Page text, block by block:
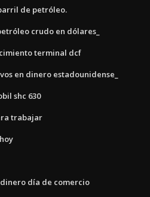
de petróleo.
crudo en dólares_
terminal dcf
en dinero estadounidense_
shc 630
trabajar
día de comercio